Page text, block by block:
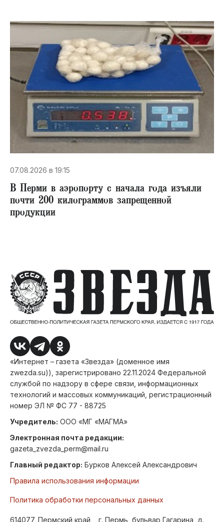
07.08.2026 в 19:15
В Перми в аэропорту с начала года изъяли
почти 200 килограммов запрещенной
продукции
«Интернет – газета «Звезда» (доменное имя
zwezda.su)), зарегистрировано 22.11.2024 Федеральной
службой по надзору в сфере связи, информационных
технологий и массовых коммуникаций, регистрационный
номер ЭЛ № ФС 77 - 88725
Учредитель: ООО «МГ «МАГМА»
Электронная почта редакции:
gazeta_zvezda_perm@mail.ru
Главный редактор: Бурков Алексей Александрович
Правила использования информации
Политика обработки персональных данных
614077, Пермский край, , г. Пермь, бульвар Гагарина, д.